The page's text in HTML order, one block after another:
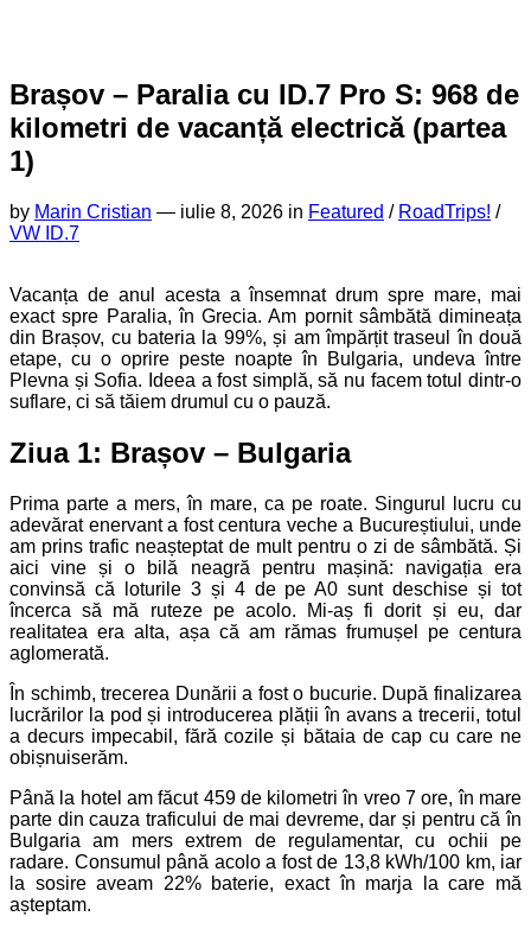
Brașov – Paralia cu ID.7 Pro S: 968 de
kilometri de vacanță electrică (partea
1)
by Marin Cristian — iulie 8, 2026 in Featured / RoadTrips! /
VW ID.7
Vacanța de anul acesta a însemnat drum spre mare, mai
exact spre Paralia, în Grecia. Am pornit sâmbătă dimineața
din Brașov, cu bateria la 99%, și am împărțit traseul în două
etape, cu o oprire peste noapte în Bulgaria, undeva între
Plevna și Sofia. Ideea a fost simplă, să nu facem totul dintr-o
suflare, ci să tăiem drumul cu o pauză.
Ziua 1: Brașov – Bulgaria
Prima parte a mers, în mare, ca pe roate. Singurul lucru cu
adevărat enervant a fost centura veche a Bucureștiului, unde
am prins trafic neașteptat de mult pentru o zi de sâmbătă. Și
aici vine și o bilă neagră pentru mașină: navigația era
convinsă că loturile 3 și 4 de pe A0 sunt deschise și tot
încerca să mă ruteze pe acolo. Mi-aș fi dorit și eu, dar
realitatea era alta, așa că am rămas frumușel pe centura
aglomerată.
În schimb, trecerea Dunării a fost o bucurie. După finalizarea
lucrărilor la pod și introducerea plății în avans a trecerii, totul
a decurs impecabil, fără cozile și bătaia de cap cu care ne
obișnuiserăm.
Până la hotel am făcut 459 de kilometri în vreo 7 ore, în mare
parte din cauza traficului de mai devreme, dar și pentru că în
Bulgaria am mers extrem de regulamentar, cu ochii pe
radare. Consumul până acolo a fost de 13,8 kWh/100 km, iar
la sosire aveam 22% baterie, exact în marja la care mă
așteptam.